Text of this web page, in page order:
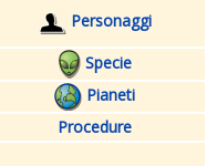
Personaggi
Specie
Pianeti
Procedure